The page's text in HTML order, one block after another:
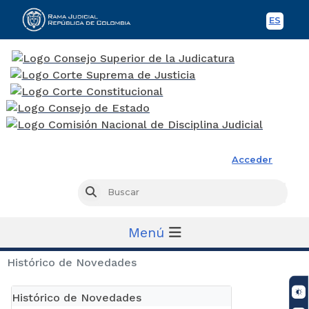
ES
Acceder
Buscar
Menú
Histórico de Novedades
Histórico de Novedades